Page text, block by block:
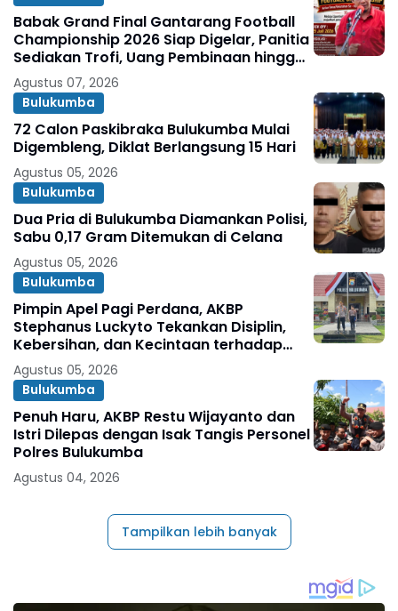
Babak Grand Final Gantarang Football
Championship 2026 Siap Digelar, Panitia
Sediakan Trofi, Uang Pembinaan hingga
Penghargaan Individu
Agustus 07, 2026
Bulukumba
72 Calon Paskibraka Bulukumba Mulai
Digembleng, Diklat Berlangsung 15 Hari
Agustus 05, 2026
Bulukumba
Dua Pria di Bulukumba Diamankan Polisi,
Sabu 0,17 Gram Ditemukan di Celana
Agustus 05, 2026
Bulukumba
Pimpin Apel Pagi Perdana, AKBP
Stephanus Luckyto Tekankan Disiplin,
Kebersihan, dan Kecintaan terhadap
Organisasi
Agustus 05, 2026
Bulukumba
Penuh Haru, AKBP Restu Wijayanto dan
Istri Dilepas dengan Isak Tangis Personel
Polres Bulukumba
Agustus 04, 2026
Tampilkan lebih banyak